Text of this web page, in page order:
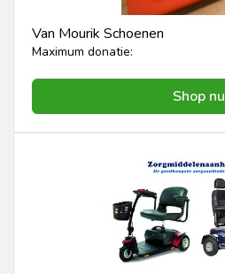
Van Mourik Schoenen
Maximum donatie:
Shop nu